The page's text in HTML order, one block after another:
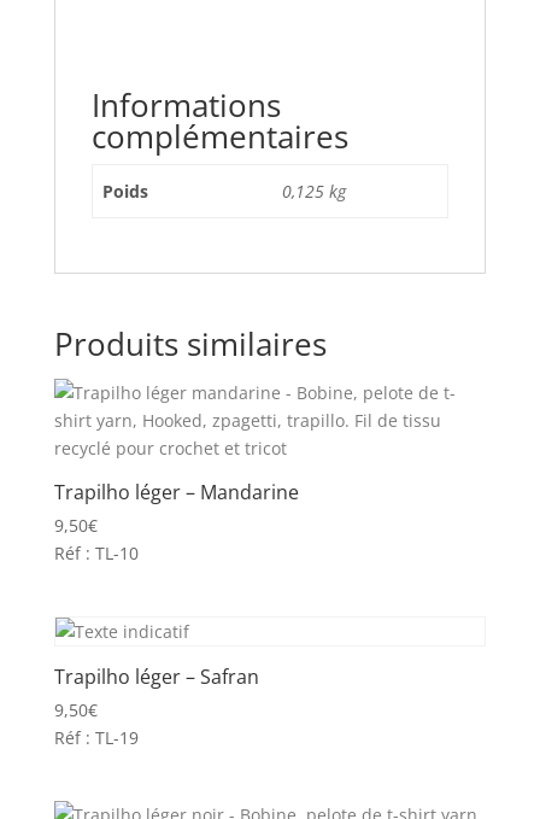
Informations
complémentaires
Poids 0,125 kg
Produits similaires
Trapilho léger – Mandarine
9,50€
Réf : TL-10
Trapilho léger – Safran
9,50€
Réf : TL-19